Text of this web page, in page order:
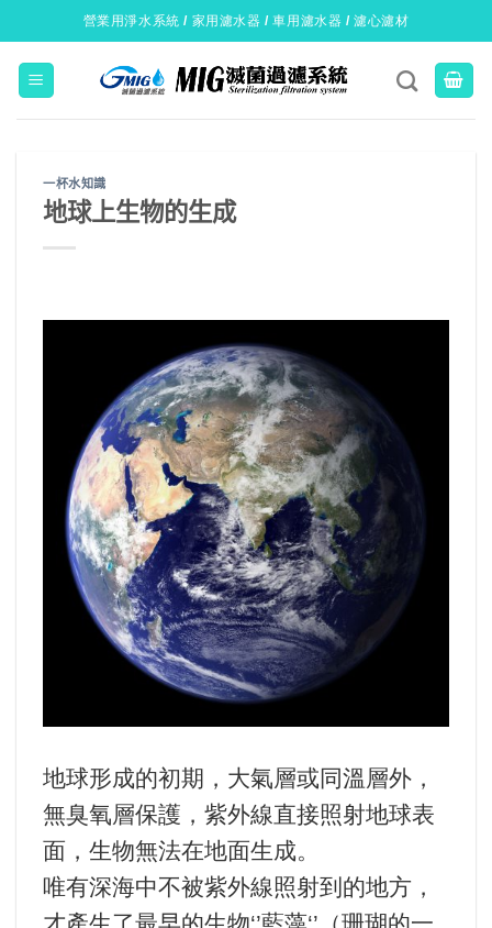
to
content
營業用淨水系統 / 家用濾水器 / 車用濾水器 / 濾心濾材
一杯水知識
地球上生物的生成
地球形成的初期，大氣層或同溫層外，
無臭氧層保護，紫外線直接照射地球表
面，生物無法在地面生成。
唯有深海中不被紫外線照射到的地方，
才產生了最早的生物‘’藍藻‘’（珊瑚的一